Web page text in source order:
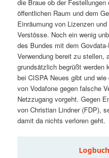
die Braue ob der
öffentlichen Raum und dem
Einräumung von Lizenzen
Verstösse. Noch ein wenig
des Bundes mit dem
Verwendung bereit zu stellen,
grundsätzlich begrüßt werden
bei CISPA Neues gibt und
von Vodafone gegen falsche
Netzzugang vorgeht. Gegen
von Christian Lindner (FDP),
damit da nichts verloren geht.